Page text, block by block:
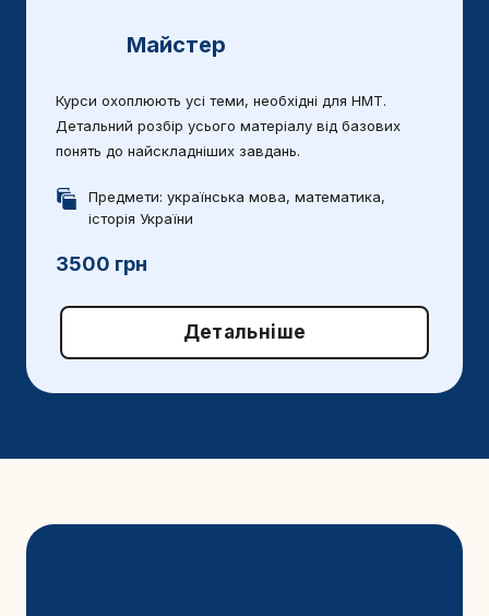
Майстер
Курси охоплюють усі теми, необхідні для НМТ.
Детальний розбір усього матеріалу від базових
понять до найскладніших завдань.
Предмети: українська мова, математика,
історія України
3500 грн
Детальніше